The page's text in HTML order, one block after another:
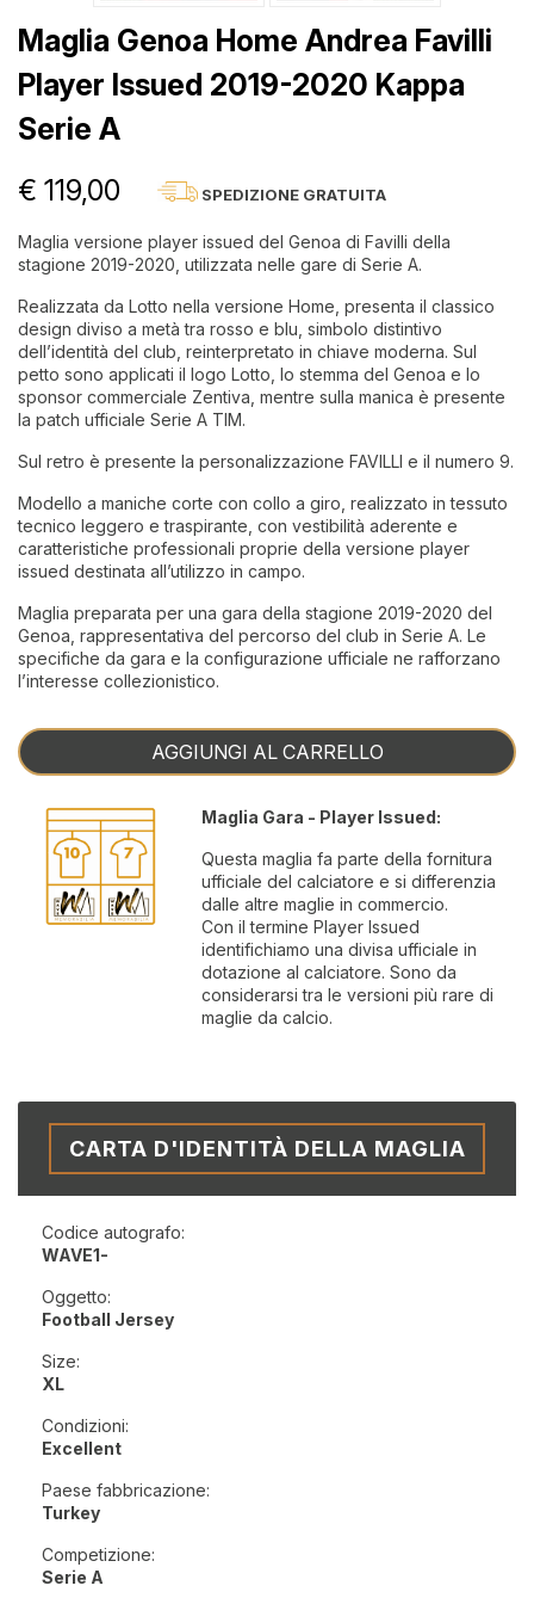
Maglia Genoa Home Andrea Favilli
Player Issued 2019-2020 Kappa
Serie A
€ 119,00 SPEDIZIONE GRATUITA
Maglia versione player issued del Genoa di Favilli della
stagione 2019-2020, utilizzata nelle gare di Serie A.
Realizzata da Lotto nella versione Home, presenta il classico
design diviso a metà tra rosso e blu, simbolo distintivo
dell’identità del club, reinterpretato in chiave moderna. Sul
petto sono applicati il logo Lotto, lo stemma del Genoa e lo
sponsor commerciale Zentiva, mentre sulla manica è presente
la patch ufficiale Serie A TIM.
Sul retro è presente la personalizzazione FAVILLI e il numero 9.
Modello a maniche corte con collo a giro, realizzato in tessuto
tecnico leggero e traspirante, con vestibilità aderente e
caratteristiche professionali proprie della versione player
issued destinata all’utilizzo in campo.
Maglia preparata per una gara della stagione 2019-2020 del
Genoa, rappresentativa del percorso del club in Serie A. Le
specifiche da gara e la configurazione ufficiale ne rafforzano
l’interesse collezionistico.
AGGIUNGI AL CARRELLO
Maglia Gara - Player Issued:
Questa maglia fa parte della fornitura
ufficiale del calciatore e si differenzia
dalle altre maglie in commercio.
Con il termine Player Issued
identifichiamo una divisa ufficiale in
dotazione al calciatore. Sono da
considerarsi tra le versioni più rare di
maglie da calcio.
CARTA D'IDENTITÀ DELLA MAGLIA
Codice autografo:
WAVE1-
Oggetto:
Football Jersey
Size:
XL
Condizioni:
Excellent
Paese fabbricazione:
Turkey
Competizione:
Serie A